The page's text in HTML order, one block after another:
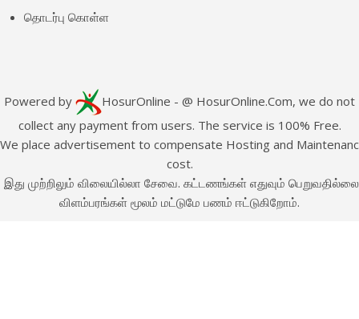
தொடர்பு கொள்ள
Powered by HosurOnline - @ HosurOnline.Com, we do not
collect any payment from users. The service is 100% Free.
place advertisement to compensate Hosting and
cost.
முற்றிலும் விலையில்லா சேவை. கட்டணங்கள் எதுவும்
விளம்பரங்கள் மூலம் மட்டுமே பணம் ஈட்டுகிறோம்.